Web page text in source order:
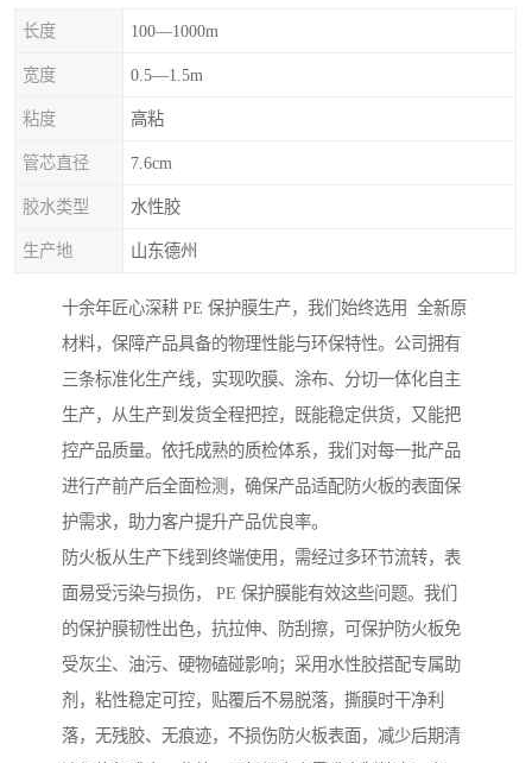
长度 100—1000m
宽度 0.5—1.5m
粘度 高粘
管芯直径 7.6cm
胶水类型 水性胶
生产地 山东德州
十余年匠心深耕 PE 保护膜生产，我们始终选用 全新原
材料，保障产品具备的物理性能与环保特性。公司拥有
三条标准化生产线，实现吹膜、涂布、分切一体化自主
生产，从生产到发货全程把控，既能稳定供货，又能把
控产品质量。依托成熟的质检体系，我们对每一批产品
进行产前产后全面检测，确保产品适配防火板的表面保
护需求，助力客户提升产品优良率。
防火板从生产下线到终端使用，需经过多环节流转，表
面易受污染与损伤， PE 保护膜能有效这些问题。我们
的保护膜韧性出色，抗拉伸、防刮擦，可保护防火板免
受灰尘、油污、硬物磕碰影响；采用水性胶搭配专属助
剂，粘性稳定可控，贴覆后不易脱落，撕膜时干净利
落，无残胶、无痕迹，不损伤防火板表面，减少后期清